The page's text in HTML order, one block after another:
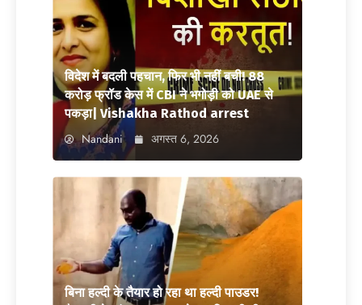
विदेश में बदली पहचान, फिर भी नहीं बची! 88
करोड़ फ्रॉड केस में CBI ने भगोड़ी को UAE से
पकड़ा| Vishakha Rathod arrest
Nandani अगस्त 6, 2026
बिना हल्दी के तैयार हो रहा था हल्दी पाउडर!